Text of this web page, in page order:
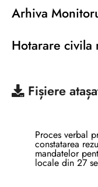
Arhiva
Hotarare
Fișiere
Proces verbal
constatarea
mandatelor
locale din 27